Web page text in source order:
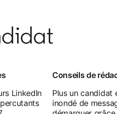
LinkedIn
Conseils de
Plus un candidat
inondé de